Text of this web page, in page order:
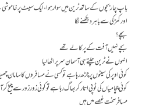
باپ چار بچوں کے ساتھ ٹرین میں سوار ہوا، ایک سیٹ پرخاموشی
اور کھڑکی سے باہر دیکھنے لگا
بچے؟
بچے نہیں آفت کے پرکالے تھے
انہوں نے ٹرین چلتے ہی آسمان سر پر اٹھا لیا
کوئی اوپر کی سیٹوں پر چڑھ رہا ہے تو کسی نے مسافروں کا سامان
کوئی چچا میاں کی ٹوپی اتار کر بھاگ رہا ہے تو کوئی زور زور سے چیخ
مسافر سخت غصے میں ہیں